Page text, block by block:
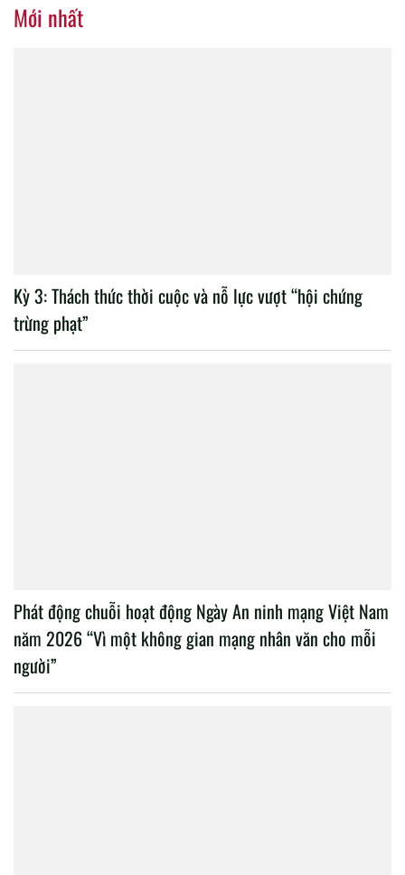
Mới nhất
Kỳ 3: Thách thức thời cuộc và nỗ lực vượt “hội chứng
trừng phạt”
Phát động chuỗi hoạt động Ngày An ninh mạng Việt Nam
năm 2026 “Vì một không gian mạng nhân văn cho mỗi
người”